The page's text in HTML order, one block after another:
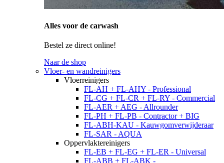
Alles voor de carwash
Bestel ze direct online!
Naar de shop
Vloer- en wandreinigers
Vloerreinigers
FL-AH + FL-AHY - Professional
FL-CG + FL-CR + FL-RY - Commercial
FL-AER + AEG - Allrounder
FL-PH + FL-PB - Contractor + BIG
FL-ABH-KAU - Kauwgomverwijderaar
FL-SAR - AQUA
Oppervlaktereinigers
FL-EB + FL-EG + FL-ER - Universal
FL-ABB + FL-ABK -